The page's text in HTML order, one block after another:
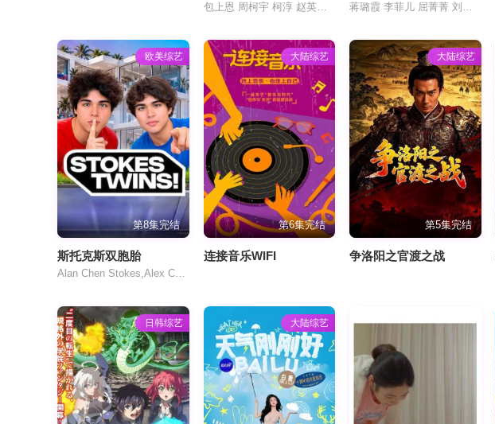
包上恩 周柯宇 柯淳 赵英博 付伟伦 徐媛屹娜 蒋璐霞 李菲儿 屈菁菁 刘维 吴俊霆 赵辰龙
欧美综艺
第8集完结
斯托克斯双胞胎
大陆综艺
第6集完结
连接音乐WIFI
大陆综艺
第5集完结
争洛阳之官渡之战
日韩综艺 大陆综艺